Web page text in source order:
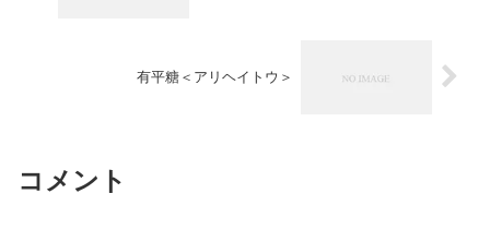
有平糖＜アリヘイトウ＞
コメント